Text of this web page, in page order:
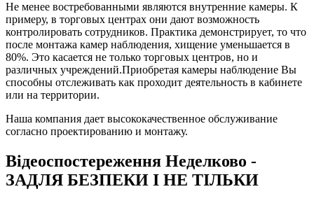
Не менее востребованными являются внутренние камеры. К
примеру, в торговых центрах они дают возможность
контролировать сотрудников. Практика демонстрирует, то что
после монтажа камер наблюдения, хищение уменьшается в
80%. Это касается не только торговых центров, но и
различных учреждений.Приобретая камеры наблюдение Вы
способны отслеживать как проходит деятельность в кабинете
или на территории.
Наша компания дает высококачественное обслуживание
согласно проектированию и монтажу.
Відеоспостереження Неделково -
ЗАДЛЯ БЕЗПЕКИ І НЕ ТІЛЬКИ